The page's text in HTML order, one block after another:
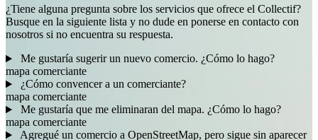
¿Tiene alguna pregunta sobre los servicios que ofrece el Collectif?
Busque en la siguiente lista y no dude en ponerse en contacto con
nosotros si no encuentra su respuesta.
Me gustaría sugerir un nuevo comercio. ¿Cómo lo hago?
mapa comerciante
¿Cómo convencer a un comerciante?
mapa comerciante
Me gustaría que me eliminaran del mapa. ¿Cómo lo hago?
mapa comerciante
Agregué un comercio a OpenStreetMap, pero sigue sin aparecer